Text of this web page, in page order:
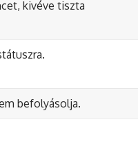
kivéve tiszta
befolyásolja.